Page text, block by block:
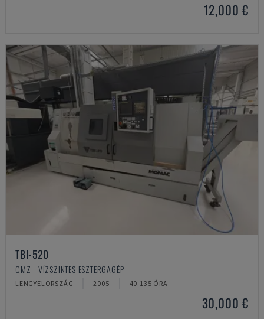
12,000 €
TBI-520
CMZ - VÍZSZINTES ESZTERGAGÉP
LENGYELORSZÁG 2005 40.135 ÓRA
30,000 €